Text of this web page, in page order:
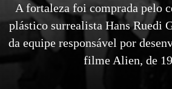
A fortaleza foi comprada pelo
plástico surrealista Hans Ruedi
da equipe responsável por
filme Alien, de